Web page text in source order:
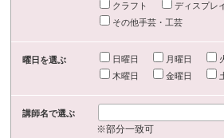
クラフト
ディスプレ
その他手芸・工芸
曜日を選ぶ 日曜日 月曜日
木曜日
金曜日
講師名で選ぶ
※部分一致可